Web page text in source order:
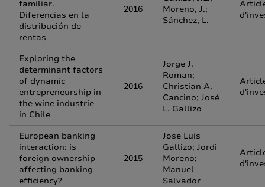
familiar.
Diferencias en la
distribución de
rentas
2016
Moreno, J.;
Sánchez, L.
Exploring the
determinant factors
of dynamic
entrepreneurship in
the wine industrie
in Chile
2016
Jorge J.
Roman;
Christian A.
Cancino; José
L. Gallizo
European banking
interaction: is
foreign ownership
affecting banking
efficiency?
2015
Jose Luis
Gallizo; Jordi
Moreno;
Manuel
Salvador